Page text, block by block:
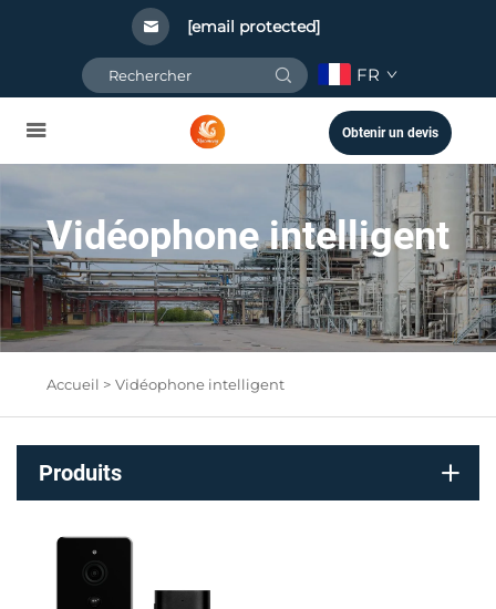
[email protected]
FR
Obtenir un devis
Vidéophone intelligent
Accueil > Vidéophone intelligent
Produits